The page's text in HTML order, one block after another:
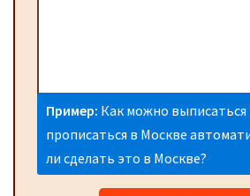
Пример: Как можно выписаться
прописаться в Москве
ли сделать это в Москве?